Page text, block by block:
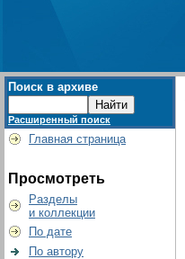
Поиск в архиве
Расширенный поиск
Главная страница
Просмотреть
Разделы
и коллекции
По дате
По автору